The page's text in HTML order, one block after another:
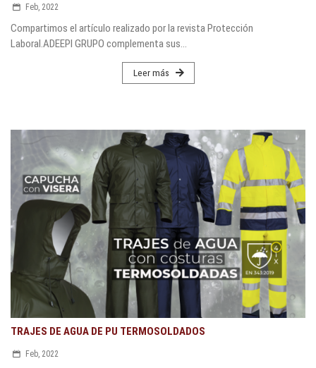
Feb, 2022
Compartimos el artículo realizado por la revista Protección
Laboral.ADEEPI GRUPO complementa sus...
Leer más
TRAJES DE AGUA DE PU TERMOSOLDADOS
Feb, 2022